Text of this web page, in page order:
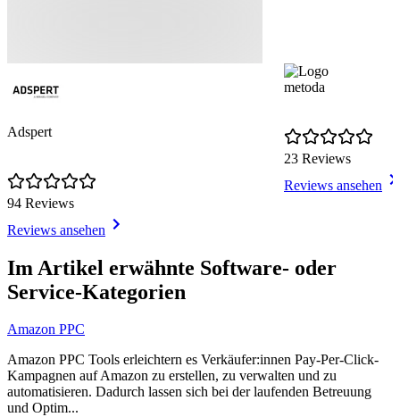
Adspert
94 Reviews
Reviews ansehen
metoda
23 Reviews
Reviews ansehen
1
of
3
Im Artikel erwähnte Software- oder
Service-Kategorien
Amazon PPC
Amazon PPC Tools erleichtern es Verkäufer:innen Pay-Per-Click-
Kampagnen auf Amazon zu erstellen, zu verwalten und zu
automatisieren. Dadurch lassen sich bei der laufenden Betreuung
und Optim...